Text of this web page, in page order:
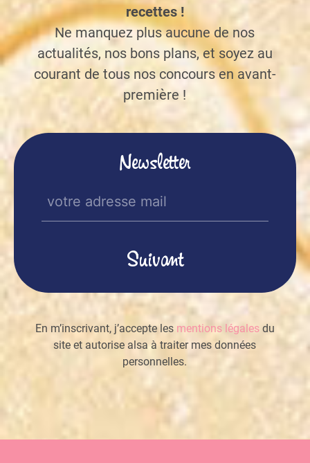
recettes !
Ne manquez plus aucune de nos
actualités, nos bons plans, et soyez au
courant de tous nos concours en avant-
première !
Newsletter
E-
mail
En m’inscrivant, j’accepte les mentions légalesdu
site et autorise alsa à traiter mes données
personnelles.